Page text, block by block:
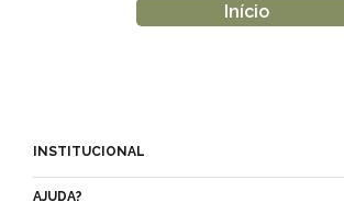
Início
INSTITUCIONAL
AJUDA?